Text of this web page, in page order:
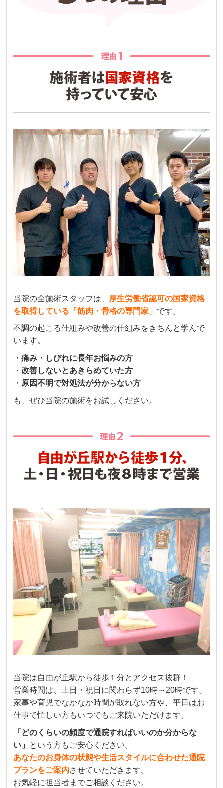
当院の全施術スタッフは、 厚生労働省認可の国家資格
を取得している「筋肉・骨格の専門家」 です。
不調の起こる仕組みや改善の仕組みをきちんと学んで
います。
・痛み・しびれに長年お悩みの方
・改善しないとあきらめていた方
・ 原因不明で対処法が分からない方
も、ぜひ当院の施術をお試しください。
当院は自由が丘駅から徒歩１分とアクセス抜群！
営業時間は、土日・祝日に関わらず10時～20時です。
家事や育児でなかなか時間が取れない方や、平日はお
仕事で忙しい方もいつでもご来院いただけます。
「どのくらいの頻度で通院すればいいのか分からな
い」
という方もご安心ください。
あなたのお身体の状態や生活スタイルに合わせた通院
プランをご案内させていただきます。
お気軽に担当者までご相談ください。